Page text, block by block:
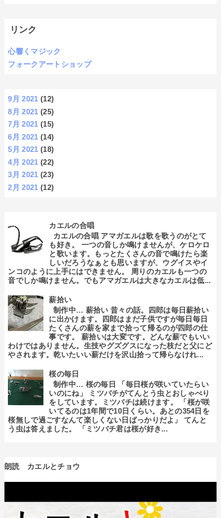
リンク
心響くマジック
フォークアートショップ
9月 2021 (12)
8月 2021 (25)
7月 2021 (15)
6月 2021 (14)
5月 2021 (18)
4月 2021 (22)
3月 2021 (23)
2月 2021 (12)
カエルの合唱
カエルの合唱 アマガエルは歌を歌うのがとて
も好き。 一つの音しか鳴けませんが、ケロケロ
と歌います。もっとたくさんの音で鳴けたら楽
しいだろうなぁとも思いますが、ウグイスやイ
ンコのように上手にはできません。 周りのカエルも一つの
音でしか鳴けません。でもアマガエルは大きなカエルは低...
薪拾い
制作中… 薪拾い 昔々の話。四郎は毎日薪拾い
に出かけます。四郎はまだ子供ですが毎日毎日
たくさんの薪を家まで拾って帰るのが四郎の仕
事です。 薪拾いは大変です。どんな薪でもいい
わけではありません。生技やグズグスになった枝だと父にど
やされます。乾いたいい薪だけを沢山拾って帰らなけれ...
桜の毎日
制作中… 桜の毎日 「毎日桜が咲いていたらい
いのにね」 ミツバチがてんとう虫とおしゃべり
をしています。ミツバチは続けます。 「桜が咲
いてるのは1年間で10日くらい。あとの354日を
桜無しで過ごすなんて楽しくない日ばっかりだよ」 てんと
う虫は答えました。 「ミツバチ君は桜が好き...
朗読 カエルとチョウ